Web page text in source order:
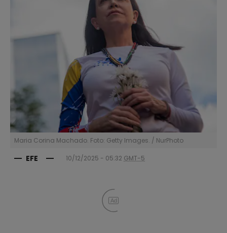
Maria Corina Machado. Foto: Getty Images. / NurPhoto
EFE 10/12/2025 - 05:32 GMT-5
Ad